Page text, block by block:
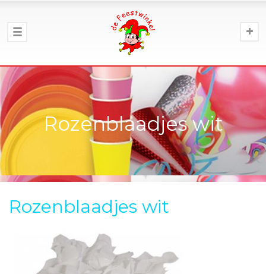
Rozenblaadjes wit
Rozenblaadjes wit